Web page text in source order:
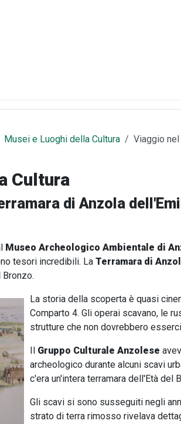
Musei e Luoghi della Cultura Viaggio
Cultura
di Anzola
Museo Archeologico Ambientale di
tesori incredibili. La Terramara di
La storia della scoperta è quasi
Comparto 4. Gli operai scavano, le
strutture che non dovrebbero
Il Gruppo Culturale Anzolese
archeologico durante alcuni scavi
c'era un'intera terramara dell'Età del
Gli scavi si sono susseguiti negli
strato di terra rimosso rivelava